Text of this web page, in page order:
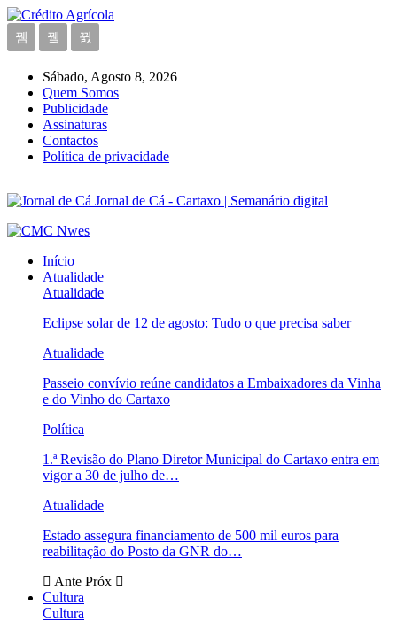
Sábado, Agosto 8, 2026
Quem Somos
Publicidade
Assinaturas
Contactos
Política de privacidade
Jornal de Cá - Cartaxo | Semanário digital
Início
Atualidade
Atualidade
Eclipse solar de 12 de agosto: Tudo o que precisa saber
Atualidade
Passeio convívio reúne candidatos a Embaixadores da Vinha
e do Vinho do Cartaxo
Política
1.ª Revisão do Plano Diretor Municipal do Cartaxo entra em
vigor a 30 de julho de…
Atualidade
Estado assegura financiamento de 500 mil euros para
reabilitação do Posto da GNR do…
Ante Próx
Cultura
Cultura